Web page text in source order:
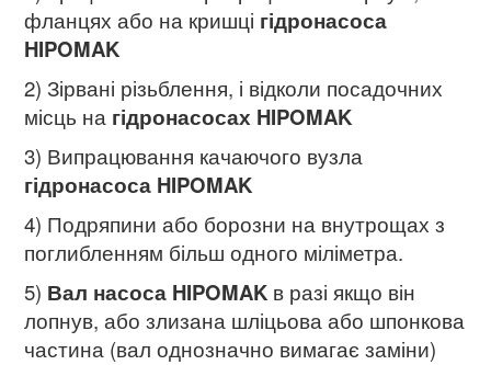
фланцях або на кришці гідронасоса
HIPOMAK
2) Зірвані різьблення, і відколи посадочних
місць на гідронасосах HIPOMAK
3) Випрацювання качаючого вузла
гідронасоса HIPOMAK
4) Подряпини або борозни на внутрощах з
поглибленням більш одного міліметра.
5) Вал насоса HIPOMAK в разі якщо він
лопнув, або злизана шліцьова або шпонкова
частина (вал однозначно вимагає заміни)